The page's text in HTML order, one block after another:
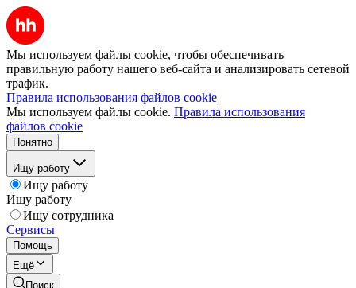
Мы используем файлы cookie, чтобы обеспечивать
правильную работу нашего веб-сайта и анализировать сетевой
трафик.
Правила использования файлов cookie
Мы используем файлы cookie. Правила использования
файлов cookie
Понятно
Ищу работу
Ищу работу
Ищу работу
Ищу сотрудника
Сервисы
Помощь
Ещё
Поиск